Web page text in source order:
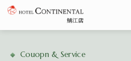
鯖江店
Couopn & Service